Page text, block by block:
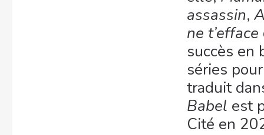
assassin,
ne t’efface
succès en
séries
traduit
Babel est
Cité en